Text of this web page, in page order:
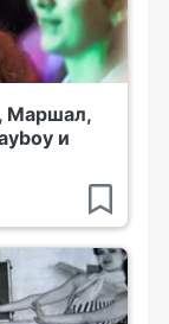
Маршал,
и